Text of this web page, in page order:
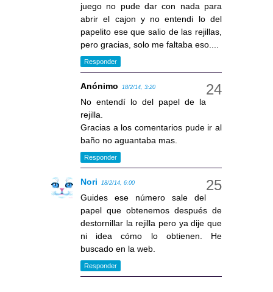
juego no pude dar con nada para
abrir el cajon y no entendi lo del
papelito ese que salio de las rejillas,
pero gracias, solo me faltaba eso....
Responder
Anónimo 18/2/14, 3:20
No entendí lo del papel de la
rejilla.
Gracias a los comentarios pude ir al
baño no aguantaba mas.
Responder
Nori 18/2/14, 6:00
Guides ese número sale del
papel que obtenemos después de
destornillar la rejilla pero ya dije que
ni idea cómo lo obtienen. He
buscado en la web.
Responder